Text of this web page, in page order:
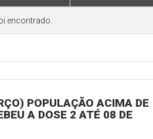
encontrado.
POPULAÇÃO ACIMA DE
A DOSE 2 ATÉ 08 DE